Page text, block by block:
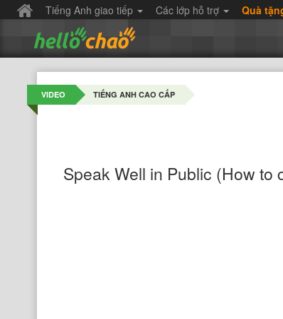
Tiếng Anh giao tiếp Các lớp hỗ trợ Quà
VIDEO TIẾNG ANH CAO CẤP
Speak Well in Public (How to